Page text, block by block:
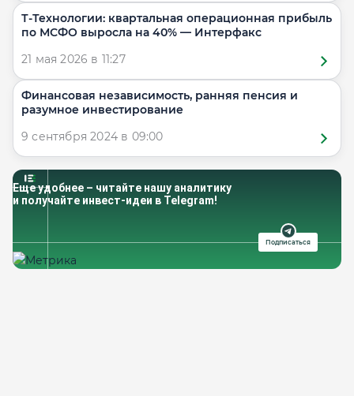
Т-Технологии: квартальная операционная прибыль
по МСФО выросла на 40% — Интерфакс
21 мая 2026 в 11:27
Финансовая независимость, ранняя пенсия и
разумное инвестирование
9 сентября 2024 в 09:00
Еще удобнее – читайте нашу аналитику
и получайте инвест-идеи в Telegram!
Подписаться